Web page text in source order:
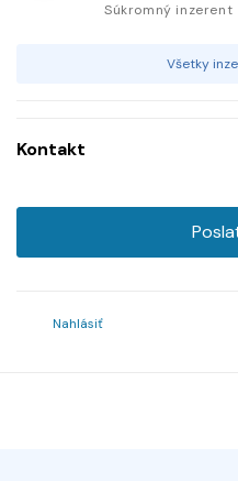
Súkromný inzerent
Všetky
Kontakt
Nahlásiť